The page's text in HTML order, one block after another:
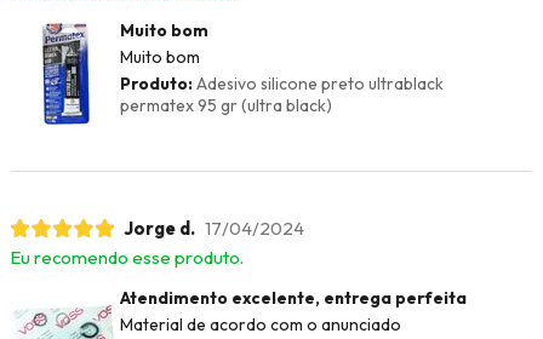
Muito bom
Muito bom
Produto:Adesivo silicone preto ultrablack
permatex 95 gr (ultra black)
Jorge d. 17/04/2024
Eu recomendo esse produto.
Atendimento excelente, entrega perfeita
Material de acordo com o anunciado